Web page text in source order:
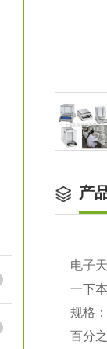
产
电子
一下
规格
百分